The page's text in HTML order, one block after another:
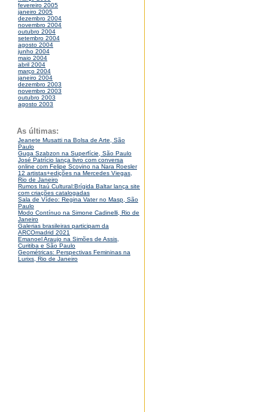
fevereiro 2005
janeiro 2005
dezembro 2004
novembro 2004
outubro 2004
setembro 2004
agosto 2004
junho 2004
maio 2004
abril 2004
março 2004
janeiro 2004
dezembro 2003
novembro 2003
outubro 2003
agosto 2003
As últimas:
Jeanete Musatti na Bolsa de Arte, São
Paulo
Guga Szabzon na Superfície, São Paulo
José Patrício lança livro com conversa
online com Felipe Scovino na Nara Roesler
12 artistas+edições na Mercedes Viegas,
Rio de Janeiro
Rumos Itaú Cultural:Brígida Baltar lança site
com criações catalogadas
Sala de Vídeo: Regina Vater no Masp, São
Paulo
Modo Contínuo na Simone Cadinelli, Rio de
Janeiro
Galerias brasileiras participam da
ARCOmadrid 2021
Emanoel Araujo na Simões de Assis,
Curitiba e São Paulo
Geométricas: Perspectivas Femininas na
Lurixs, Rio de Janeiro